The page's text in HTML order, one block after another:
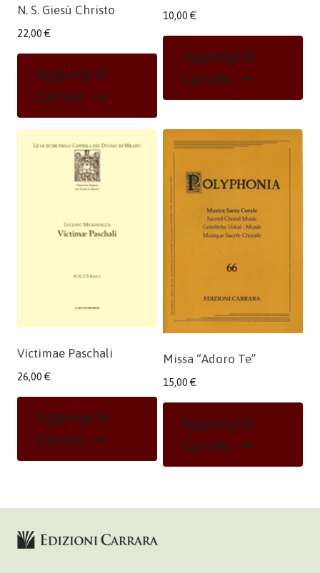
N. S. Giesù Christo
22,00 €
Aggiungi Al
Carrello
10,00 €
Aggiungi Al
Carrello
Victimae Paschali
26,00 €
Aggiungi Al
Carrello
Missa “Adoro Te”
15,00 €
Aggiungi Al
Carrello